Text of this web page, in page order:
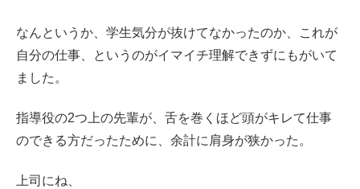
なんというか、学生気分が抜けてなかったのか、これが
自分の仕事、というのがイマイチ理解できずにもがいて
ました。
指導役の2つ上の先輩が、舌を巻くほど頭がキレて仕事
のできる方だったために、余計に肩身が狭かった。
上司にね、